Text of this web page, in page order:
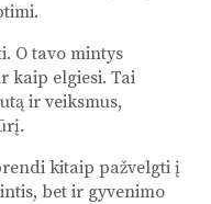
O tavo mintys
kaip elgiesi. Tai
ir veiksmus,
kitaip pažvelgti į
bet ir gyvenimo